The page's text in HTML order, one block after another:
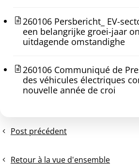
260106 Persbericht_ EV-
een belangrijke groei-jaar
uitdagende omstandighe
260106 Communiqué de
des véhicules électriques
nouvelle année de croi
Post précédent
Communiqué
presse:
Retour à la vue d'ensemble